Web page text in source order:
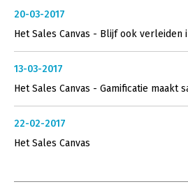
20-03-2017
Het Sales Canvas - Blijf ook verleiden
13-03-2017
Het Sales Canvas - Gamificatie maakt
22-02-2017
Het Sales Canvas